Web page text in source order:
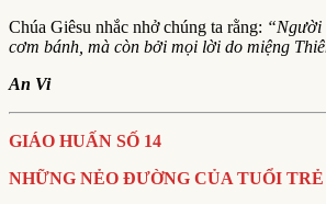
Chúa Giêsu nhắc nhở chúng ta rằng: “Người
cơm bánh, mà còn bởi mọi lời do miệng
An Vi
GIÁO HUẤN SỐ 14
NHỮNG NẺO ĐƯỜNG CỦA TUỔI TRẺ